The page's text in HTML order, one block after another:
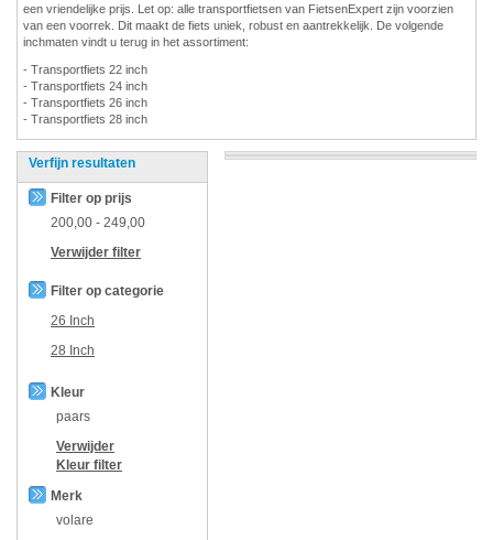
een vriendelijke prijs. Let op: alle transportfietsen van FietsenExpert zijn voorzien
van een voorrek. Dit maakt de fiets uniek, robust en aantrekkelijk. De volgende
inchmaten vindt u terug in het assortiment:
- Transportfiets 22 inch
- Transportfiets 24 inch
- Transportfiets 26 inch
- Transportfiets 28 inch
Verfijn resultaten
Filter op prijs
200,00 - 249,00
Verwijder filter
Filter op categorie
26 Inch
28 Inch
Kleur
paars
Verwijder
Kleur filter
Merk
volare